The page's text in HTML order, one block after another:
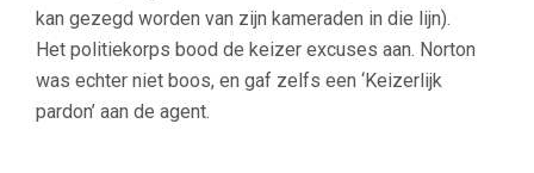
kan gezegd worden van zijn kameraden in die lijn).
Het politiekorps bood de keizer excuses aan. Norton
was echter niet boos, en gaf zelfs een ‘Keizerlijk
pardon’ aan de agent.